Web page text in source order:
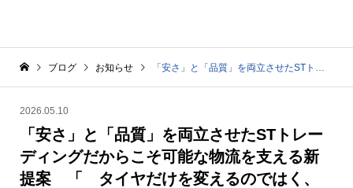
ブログ お知らせ 「安さ」と「品質」を両立させたSTトレーディングだからこそ可能な物流を支える新提案 「 タイヤだけを変えるのではく、経営・ビジネスの質を変える 」
2026.05.10
「安さ」と「品質」を両立させたSTトレー
ディングだからこそ可能な物流を支える新
提案 「 タイヤだけを変えるのではく、